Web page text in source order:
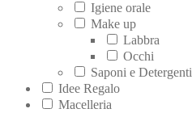
Igiene orale
Make up
Labbra
Occhi
Saponi e Detergenti
Idee Regalo
Macelleria